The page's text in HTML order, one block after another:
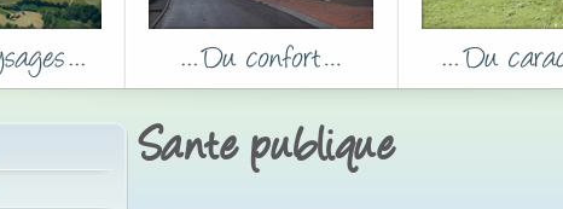
Sante publique